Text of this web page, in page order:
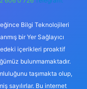
Bilgi Teknolojileri
bir Yer Sağlayıcı
içerikleri proaktif
bulunmamaktadır.
taşımakta olup,
sayılırlar. Bu internet